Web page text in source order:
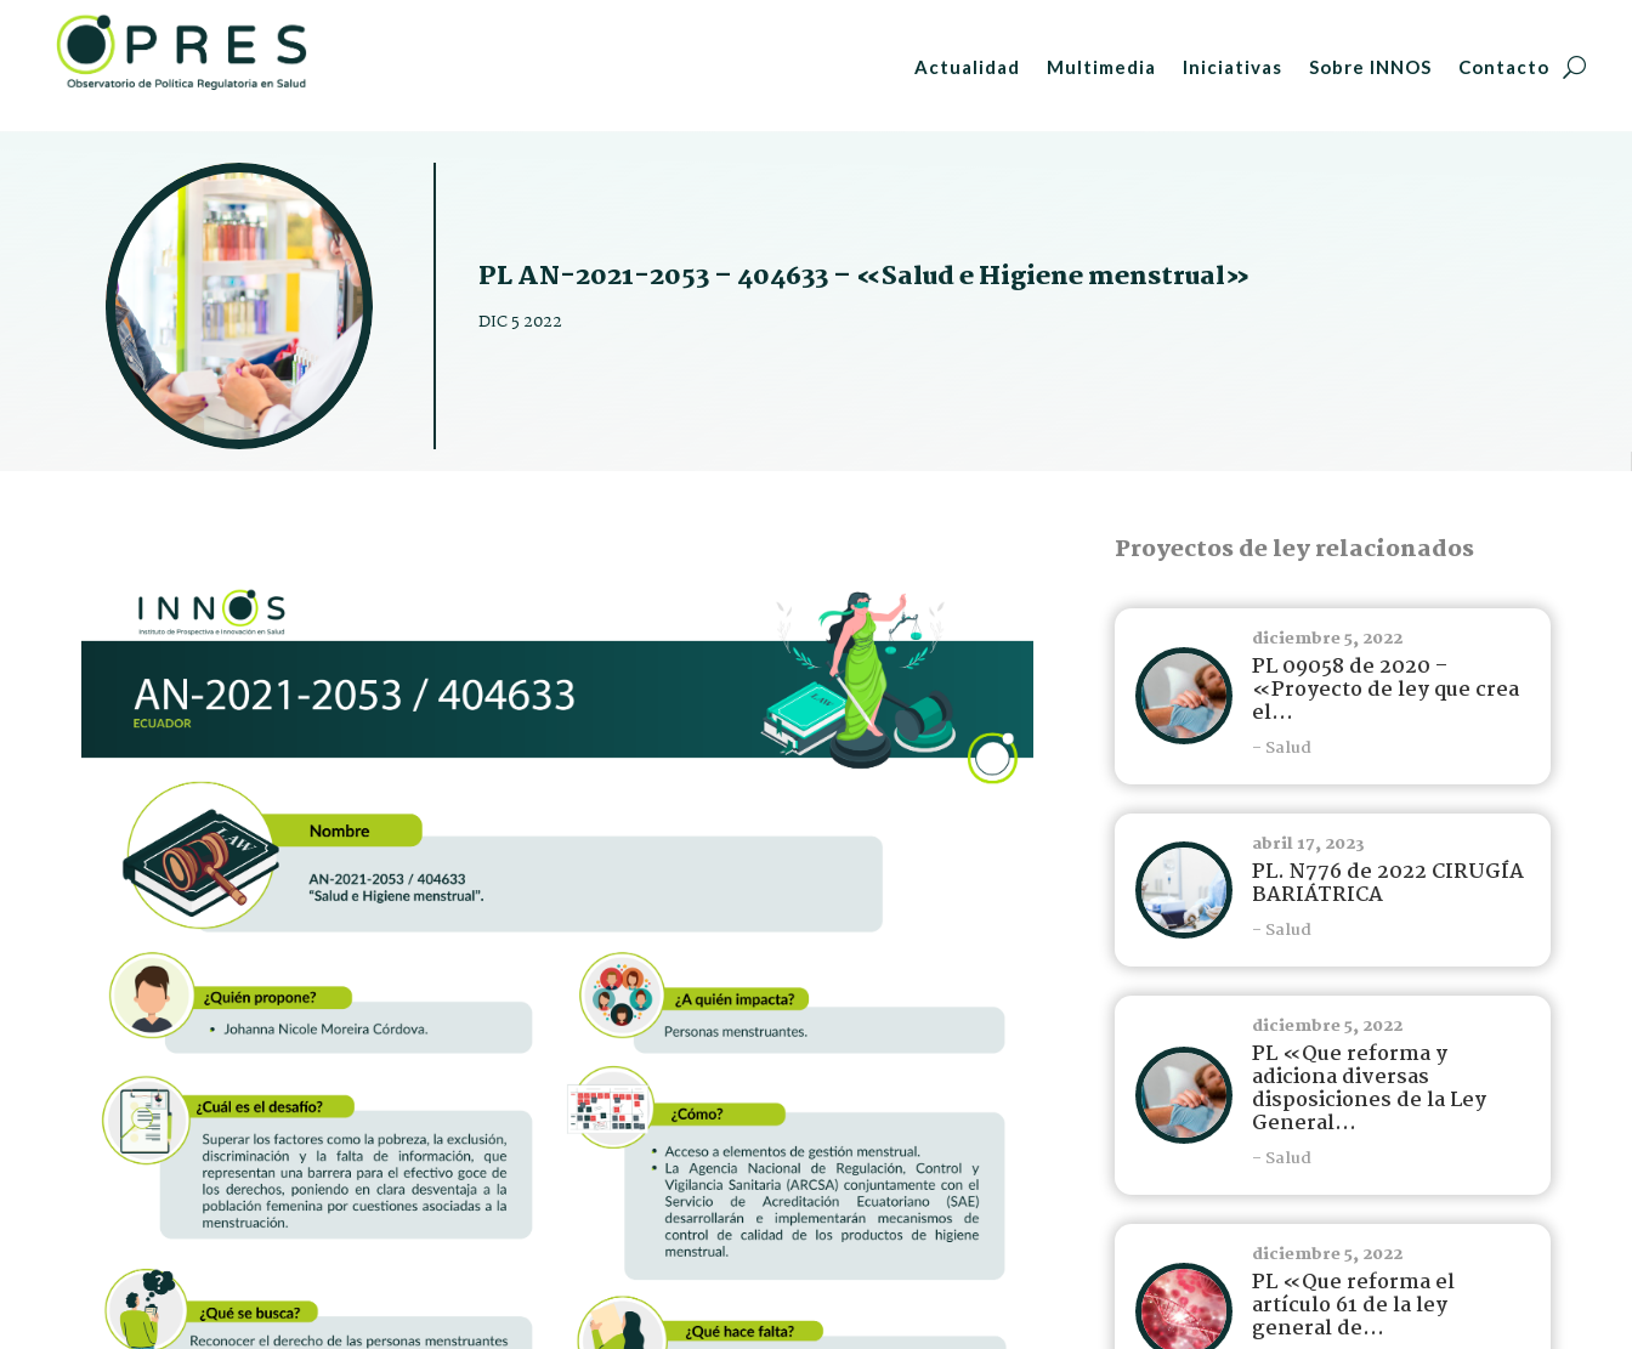
Actualidad Multimedia Iniciativas Sobre INNOS Contacto
PL AN-2021-2053 – 404633 – «Salud e Higiene menstrual»
DIC 5 2022
Proyectos de ley relacionados
diciembre 5, 2022
PL 09058 de 2020 –
«Proyecto de ley que crea
el...
- Salud
abril 17, 2023
PL. N776 de 2022 CIRUGÍA
BARIÁTRICA
- Salud
diciembre 5, 2022
PL «Que reforma y
adiciona diversas
disposiciones de la Ley
General...
- Salud
diciembre 5, 2022
PL «Que reforma el
artículo 61 de la ley
general de...